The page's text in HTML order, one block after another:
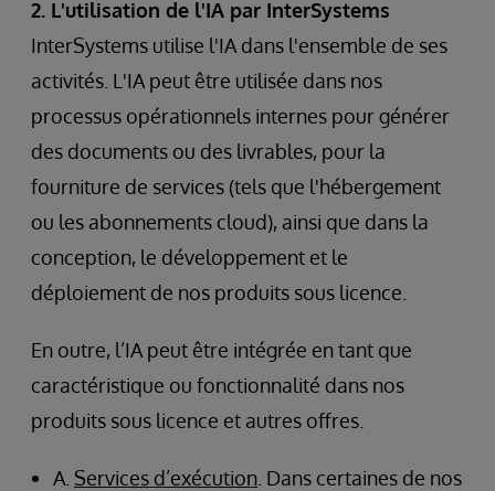
2. L'utilisation de l'IA par InterSystems
InterSystems utilise l'IA dans l'ensemble de ses
activités. L'IA peut être utilisée dans nos
processus opérationnels internes pour générer
des documents ou des livrables, pour la
fourniture de services (tels que l'hébergement
ou les abonnements cloud), ainsi que dans la
conception, le développement et le
déploiement de nos produits sous licence.
En outre, l’IA peut être intégrée en tant que
caractéristique ou fonctionnalité dans nos
produits sous licence et autres offres.
A. Services d’exécution . Dans certaines de nos